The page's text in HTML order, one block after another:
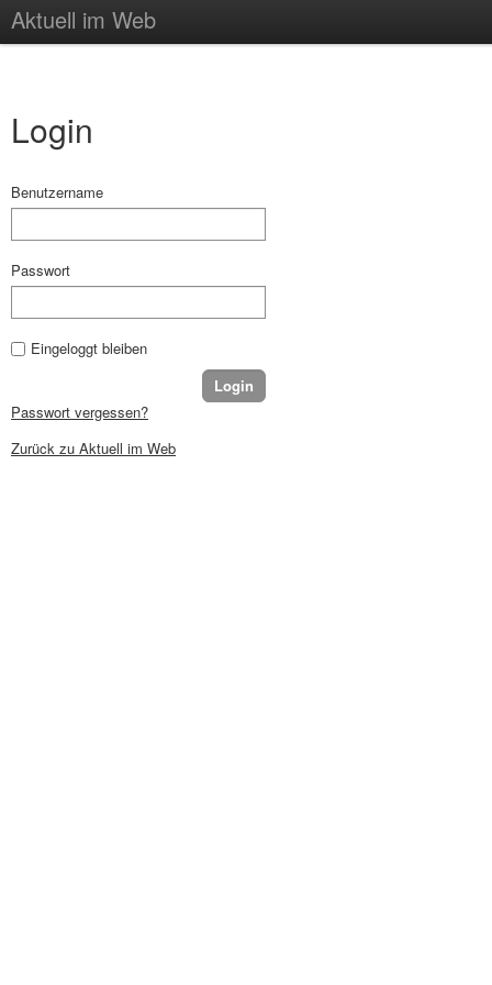
Aktuell im Web
Login
Benutzername
Passwort
Eingeloggt bleiben
Passwort vergessen?
Zurück zu Aktuell im Web